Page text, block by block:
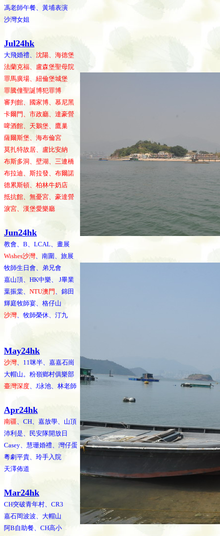
馮老師午餐、黃埔表演
沙灣女姐
Jul24hk
大飛婚禮、 沈陽、海德堡
法蘭克福、盧森堡聖母院
罪馬廣場、紐倫堡城堡
罪騰僮聖誕博犯罪博
審判館、國家博、慕尼黑
卡爾門、市政廳、達豪營
啤酒館、天鵝堡、鷹巢
薩爾斯堡、海布倫宮
莫扎特故居、盧比安納
布斯多洞、壁湖、三連橋
布拉迪、斯拉發、布爾諾
德累斯頓、柏林牛奶店
抵抗館、無憂宮、豪達營
淚宮、漢堡愛樂廳
Jun24hk
教會、B、LCAL、畫展
Wishes沙灣、南圍、旅展
牧師生日會、弟兄會
嘉山頂、HK中樂、 J畢業
葉振棠、 NTU澳門 、錦田
輝庭牧師宴、格仔山
沙灣、牧師榮休、汀九
May24hk
沙灣、11咪半、嘉嘉石崗
大帽山。粉嶺鄉村俱樂部
臺灣深度、J泳池、林老師
Apr24hk
南疆、CH、嘉放學、山頂
沛利是、民安隊開放日
Casey、慧珊婚禮、灣仔蛋
粵劇平貴、玲手入院
天澤佈道
Mar24hk
CH突破青年村、CR3
嘉石岡波波、大帽山
阿B自助餐、CH高小